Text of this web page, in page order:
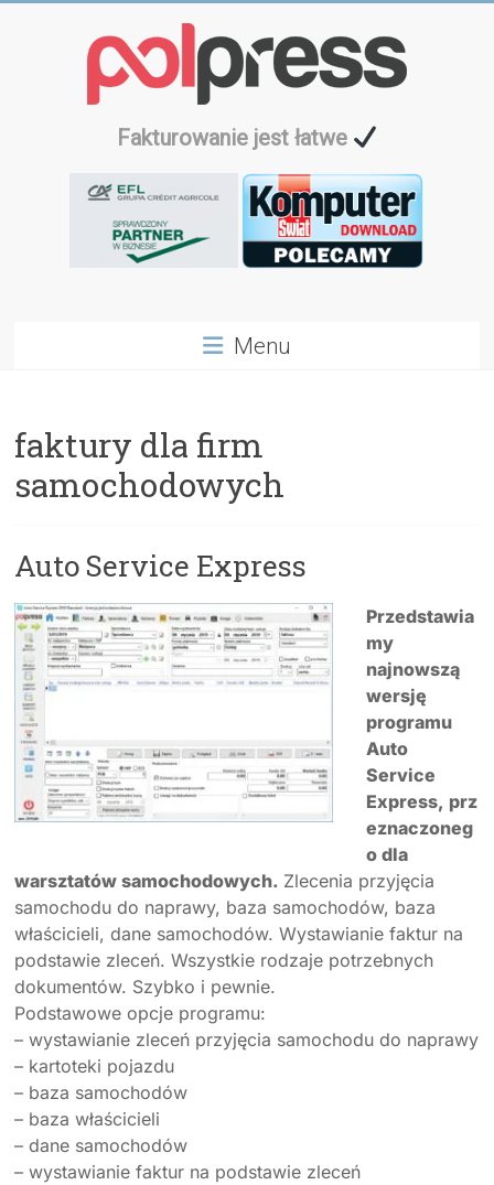
Fakturowanie jest łatwe
Menu
faktury dla firm
samochodowych
Auto Service Express
Przedstawia
my
najnowszą
wersję
programu
Auto
Service
Express, prz
eznaczoneg
o dla
warsztatów samochodowych. Zlecenia przyjęcia
samochodu do naprawy, baza samochodów, baza
właścicieli, dane samochodów. Wystawianie faktur na
podstawie zleceń. Wszystkie rodzaje potrzebnych
dokumentów. Szybko i pewnie.
Podstawowe opcje programu:
– wystawianie zleceń przyjęcia samochodu do naprawy
– kartoteki pojazdu
– baza samochodów
– baza właścicieli
– dane samochodów
– wystawianie faktur na podstawie zleceń